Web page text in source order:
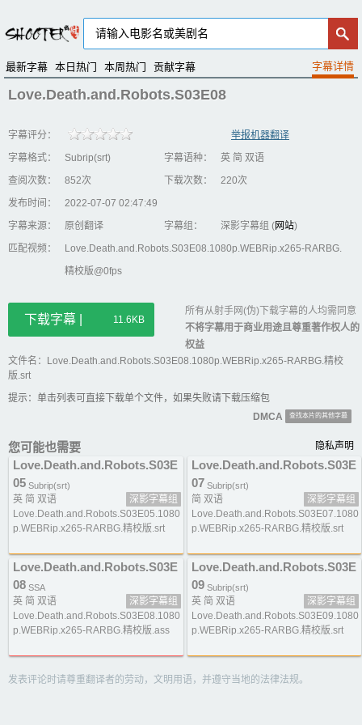
最新字幕 本日热门 本周热门 贡献字幕
Love.Death.and.Robots.S03E08
字幕评分：
举报机器翻译
字幕格式：
Subrip(srt) 字幕语种：
英 简 双语
查阅次数：
852次 下载次数：
220次
发布时间：
2022-07-07 02:47:49
字幕来源：
原创翻译 字幕组： 深影字幕组 (网站)
匹配视频：
Love.Death.and.Robots.S03E08.1080p.WEBRip.x265-RARBG.
精校版@0fps
下载字幕 | 11.6KB
所有从射手网(伪)下载字幕的人均需同意
不将字幕用于商业用途且尊重著作权人的
权益
文件名：Love.Death.and.Robots.S03E08.1080p.WEBRip.x265-RARBG.精校
版.srt
提示：单击列表可直接下载单个文件，如果失败请下载压缩包
DMCA
查找本片的其他字幕
您可能也需要 隐私声明
Love.Death.and.Robots.S03E
05 Subrip(srt)
英 简 双语
深影字幕组
Love.Death.and.Robots.S03E05.1080
p.WEBRip.x265-RARBG.精校版.srt
Love.Death.and.Robots.S03E
07 Subrip(srt)
简 双语
深影字幕组
Love.Death.and.Robots.S03E07.1080
p.WEBRip.x265-RARBG.精校版.srt
Love.Death.and.Robots.S03E
08 SSA
英 简 双语
深影字幕组
Love.Death.and.Robots.S03E08.1080
p.WEBRip.x265-RARBG.精校版.ass
Love.Death.and.Robots.S03E
09 Subrip(srt)
英 简 双语
深影字幕组
Love.Death.and.Robots.S03E09.1080
p.WEBRip.x265-RARBG.精校版.srt
发表评论时请尊重翻译者的劳动，文明用语，并遵守当地的法律法规。